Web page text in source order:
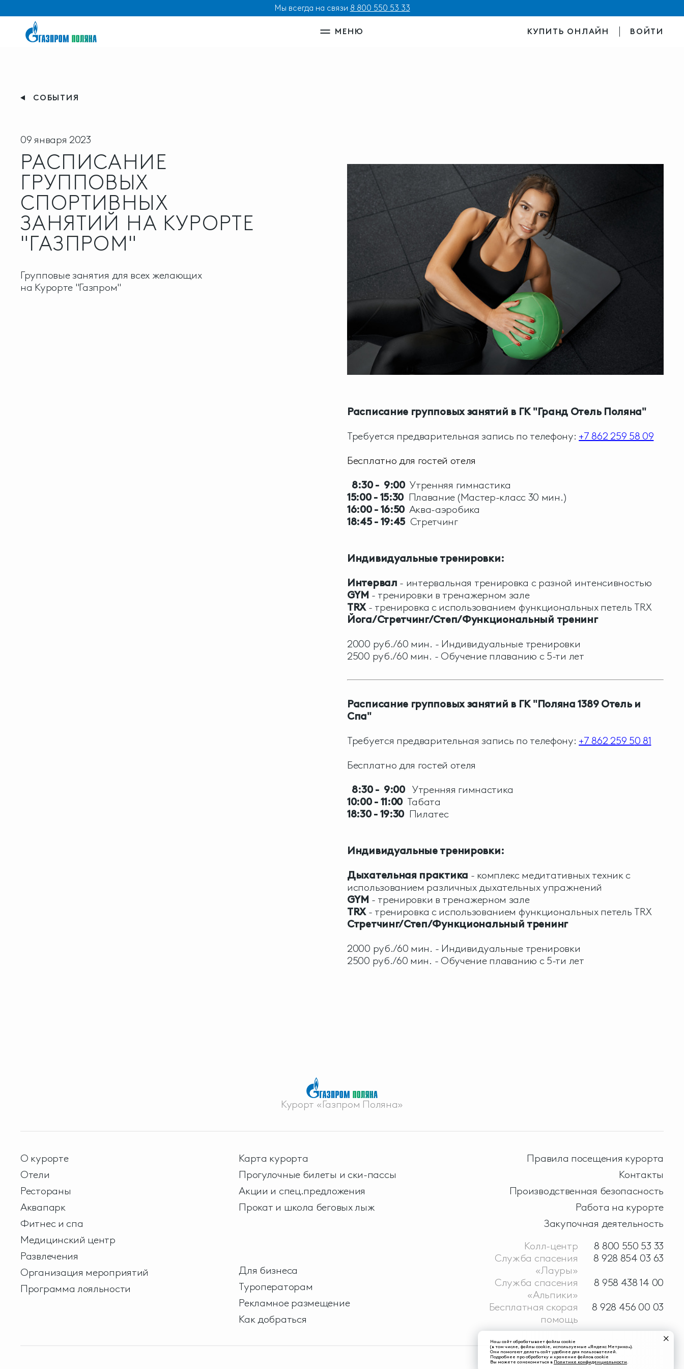
Мы всегда на связи 8 800 550 53 33
МЕНЮ КУПИТЬ ОНЛАЙН ВОЙТИ
СОБЫТИЯ
09 января 2023
РАСПИСАНИЕ
ГРУППОВЫХ
СПОРТИВНЫХ
ЗАНЯТИЙ НА КУРОРТЕ
"ГАЗПРОМ"
Групповые занятия для всех желающих
на Курорте "Газпром"
Расписание групповых занятий в ГК "Гранд Отель Поляна"
Требуется предварительная запись по телефону: +7 862 259 58 09
Бесплатно для гостей отеля
8:30 - 9:00Утренняя гимнастика
15:00 - 15:30 Плавание (Мастер-класс 30 мин.)
16:00 - 16:50 Аква-аэробика
18:45 - 19:45 Стретчинг
Индивидуальные тренировки:
Интервал - интервальная тренировка с разной интенсивностью
GYM - тренировки в тренажерном зале
TRX- тренировка с использованием функциональных петель TRX
Йога/Стретчинг/Степ/Функциональный тренинг
2000 руб./60 мин. - Индивидуальные тренировки
2500 руб./60 мин. - Обучение плаванию с 5-ти лет
Расписание групповых занятий в ГК "Поляна 1389 Отель и
Спа"
Требуется предварительная запись по телефону: +7 862 259 50 81
Бесплатно для гостей отеля
8:30 - 9:00Утренняя гимнастика
10:00 - 11:00 Табата
18:30 - 19:30 Пилатес
Индивидуальные тренировки:
Дыхательная практика - комплекс медитативных техник с
использованием различных дыхательных упражнений
GYM - тренировки в тренажерном зале
TRX- тренировка с использованием функциональных петель TRX
Стретчинг/Степ/Функциональный тренинг
2000 руб./60 мин. - Индивидуальные тренировки
2500 руб./60 мин. - Обучение плаванию с 5-ти лет
Курорт «Газпром Поляна»
О курорте
Отели
Рестораны
Аквапарк
Фитнес и спа
Медицинский центр
Развлечения
Организация мероприятий
Программа лояльности
Карта курорта
Прогулочные билеты и ски-пассы
Акции и спец.предложения
Прокат и школа беговых лыж
Для бизнеса
Туроператорам
Рекламное размещение
Как добраться
Правила посещения курорта
Контакты
Производственная безопасность
Работа на курорте
Закупочная деятельность
Колл-центр
8 800 550 53 33
Служба спасения
«Лауры»
8 928 854 03 63
Служба спасения
«Альпики»
8 958 438 14 00
Бесплатная скорая
помощь
8 928 456 00 03
Наш сайт обрабатывает файлы cookie
(в том числе, файлы cookie, используемые «Яндекс Метрика»).
Они помогают делать сайт удобнее для пользователей.
Подробнее про обработку и хранение файлов cookie
Вы можете ознакомиться в Политике конфиденциальности